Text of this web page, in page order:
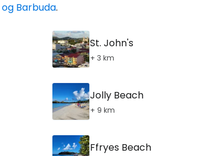
Barbuda.
St. John's
+ 3 km
Jolly Beach
+ 9 km
Ffryes Beach